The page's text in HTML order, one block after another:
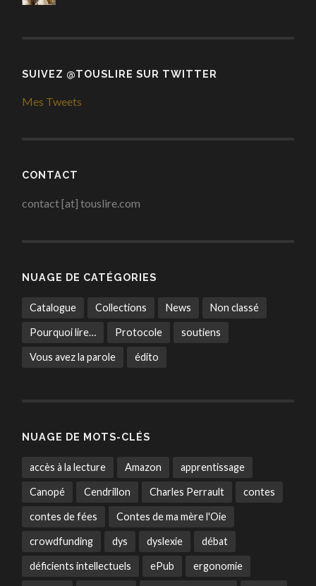
SUIVEZ @TOUSLIRE SUR TWITTER
Mes Tweets
CONTACT
contact [at] touslire.com
NUAGE DE CATÉGORIES
Catalogue Collections News Non classé
Pourquoi lire… Protocole soutiens
Vous avez la parole édito
NUAGE DE MOTS-CLÉS
accès à la lecture Amazon apprentissage
Canopé Cendrillon Charles Perrault contes
contes de fées Contes de ma mère l'Oie
crowdfunding dys dyslexie débat
déficients intellectuels ePub ergonomie